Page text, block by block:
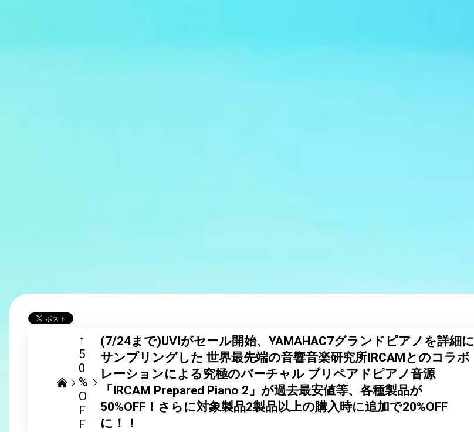
↑
5
0
%
O
F
F
(7/24まで)UVIがセール開始、YAMAHAC7グランドピアノを詳細に
サンプリングした 世界最先端の音響音楽研究所IRCAMとのコラボ
レーションによる究極のバーチャル プリペアドピアノ音源
「IRCAM Prepared Piano 2」が過去最安値等、各種製品が
50%OFF！さらに対象製品2製品以上の購入時に追加で20%OFF
に！！